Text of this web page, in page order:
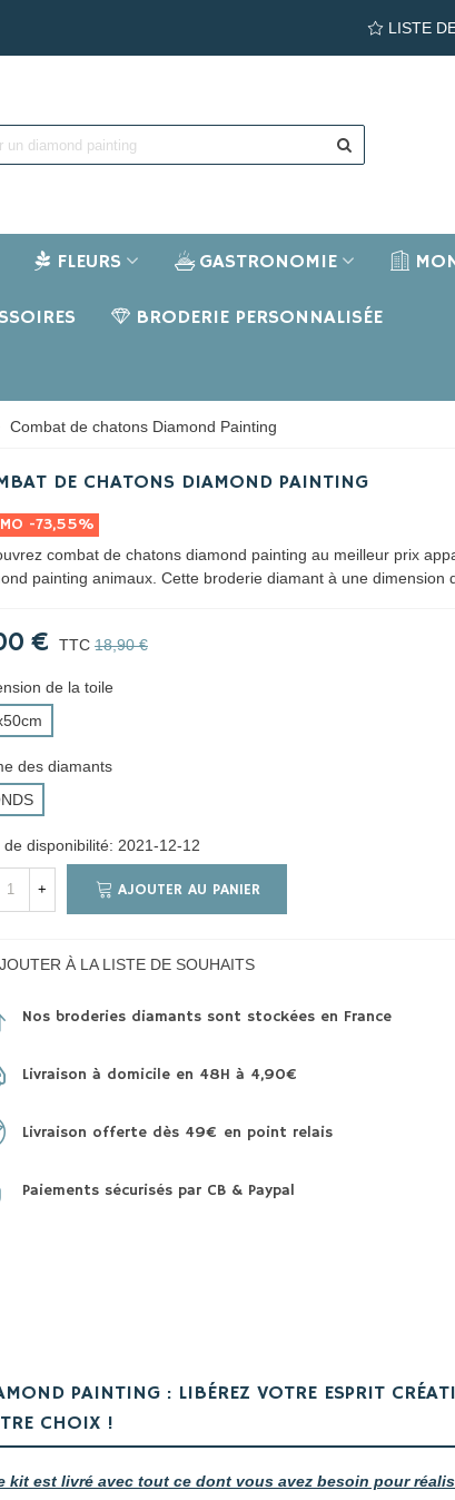
LISTE
FLEURS GASTRONOMIE
BRODERIE PERSONNALISÉE
Combat de chatons Diamond Painting
DE CHATONS DIAMOND PAINTING
-73,55%
combat de chatons diamond painting au meilleur prix
painting animaux. Cette broderie diamant à une dimension
€ TTC 18,90 €
de la toile
des diamants
de disponibilité: 2021-12-12
+ AJOUTER AU PANIER
À LA LISTE DE SOUHAITS
Nos broderies diamants sont stockées en France
Livraison à domicile en 48H à 4,90€
Livraison offerte dès 49€ en point relais
Paiements sécurisés par CB & Paypal
PAINTING : LIBÉREZ VOTRE ESPRIT
CHOIX !
kit est livré avec tout ce dont vous avez besoin pour